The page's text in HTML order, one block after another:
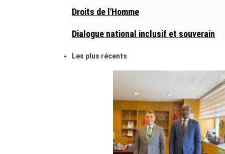
Droits de l'Homme
Dialogue national inclusif et souverain
Les plus récents